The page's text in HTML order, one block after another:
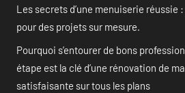
Les secrets d’une menuiserie réussie
pour des projets sur mesure.
Pourquoi s’entourer de bons
étape est la clé d’une rénovation de
satisfaisante sur tous les plans